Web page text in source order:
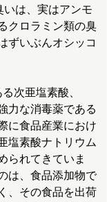
いは、実はアンモ
クロラミン類の臭
ずいぶんオシッコ
次亜塩素酸、
力な消毒薬である
に食品産業におけ
塩素酸ナトリウム
られてきていま
は、食品添加物で
、その食品を出荷